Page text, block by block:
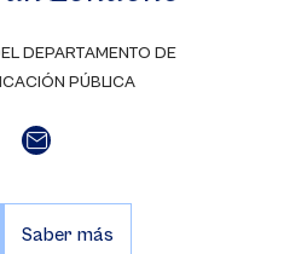
DEPARTAMENTO DE
PÚBLICA
Saber más